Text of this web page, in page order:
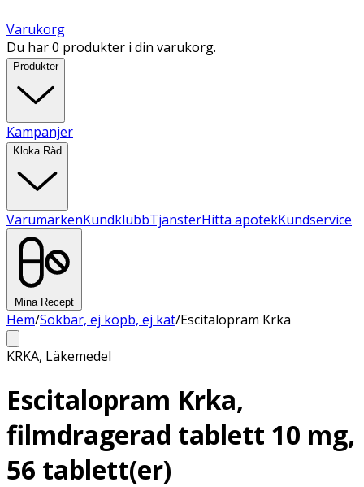
Varukorg
Du har 0 produkter i din varukorg.
Produkter
Kampanjer
Kloka Råd
VarumärkenKundklubbTjänsterHitta apotekKundservice
Mina Recept
Hem/Sökbar, ej köpb, ej kat/Escitalopram Krka
KRKA, Läkemedel
Escitalopram Krka,
filmdragerad tablett 10 mg,
56 tablett(er)